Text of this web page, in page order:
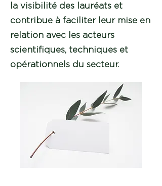
la visibilité des lauréats et
contribue à faciliter leur mise en
relation avec les acteurs
scientifiques, techniques et
opérationnels du secteur.